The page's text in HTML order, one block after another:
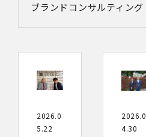
ブランドコンサルティング
2026.0
5.22
2026.0
4.30